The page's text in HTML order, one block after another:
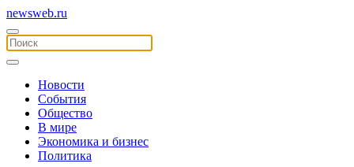
newsweb.ru
Новости
События
Общество
В мире
Экономика и бизнес
Политика